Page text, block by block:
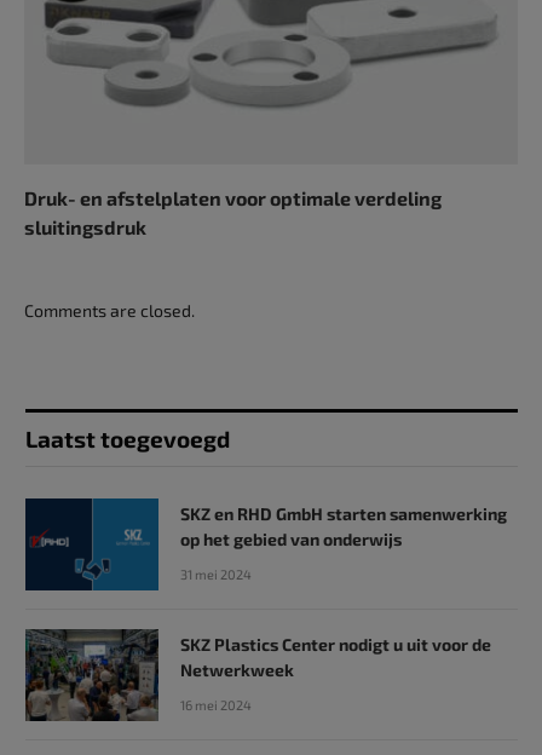
Druk- en afstelplaten voor optimale verdeling
sluitingsdruk
Comments are closed.
Laatst toegevoegd
SKZ en RHD GmbH starten samenwerking
op het gebied van onderwijs
31 mei 2024
SKZ Plastics Center nodigt u uit voor de
Netwerkweek
16 mei 2024